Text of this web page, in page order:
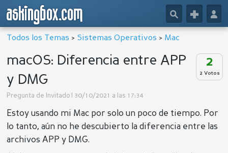
askingbox.com 👤
+
🔎
Todos los Temas >Sistemas Operativos >Mac
2
2 Votos
macOS: Diferencia entre APP
y DMG
Pregunta de Invitado | 30/10/2021 a las 17:34
Estoy usando mi Mac por solo un poco de tiempo. Por
lo tanto, aún no he descubierto la diferencia entre las
archivos APP y DMG.